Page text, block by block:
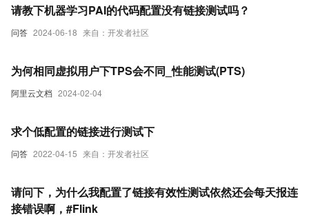
问答 2024-06-18 来自：开发者社区
请教下机器学习PAI的代码配置没有链接测试吗？
阿里云文档 2024-02-04
为何相同虚拟用户下TPS会不同_性能测试(PTS)
问答 2022-04-15 来自：开发者社区
求个低配置的链接进行测试下
请问下，为什么我配置了链接有效性测试依然还会每天报连
接错误啊，#Flink